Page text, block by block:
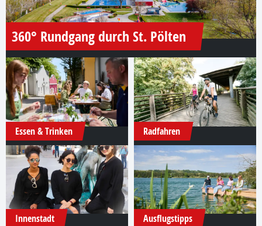
360° Rundgang durch St. Pölten
Essen & Trinken Radfahren
Innenstadt Ausflugstipps